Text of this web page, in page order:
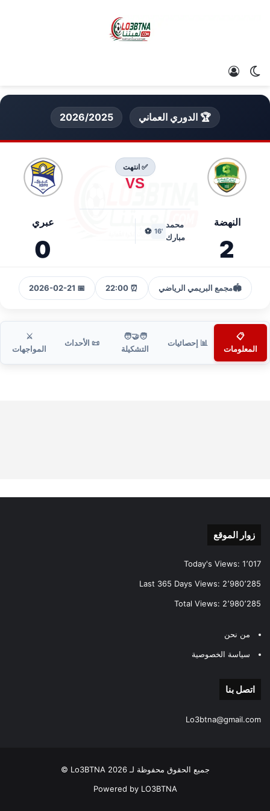
الوضع المظلم
🏆 الدوري العماني 2026/2025
النهضة
2
✅ انتهت
VS
محمد
مبارك
'16
⚽
عبري
0
🏟️مجمع البريمي الرياضي ⏰ 22:00
📅 2026-02-21
📋
المعلومات
📊 إحصائيات
🧑‍🤝‍🧑
التشكيلة
📜 الأحداث
⚔️
المواجهات
زوار الموقع
Today's Views: 1٬017
Last 365 Days Views: 2٬980٬285
Total Views: 2٬980٬285
من نحن
سياسة الخصوصية
اتصل بنا
Lo3btna@gmail.com
جميع الحقوق محفوظة لـ Lo3BTNA 2026 ©
Powered by LO3BTNA